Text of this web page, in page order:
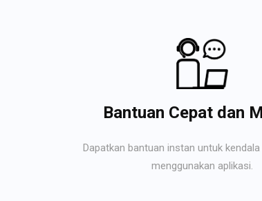
Bantuan Cepat dan
Dapatkan bantuan instan untuk
menggunakan aplikasi.